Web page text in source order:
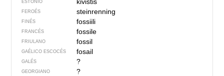
ESTONIO
FEROÉS steinrenning
FINÉS fossiili
FRANCÉS fossile
FRIULANO fossil
GAÉLICO ESCOCÉS fosail
GALÉS ?
GEORGIANO ?